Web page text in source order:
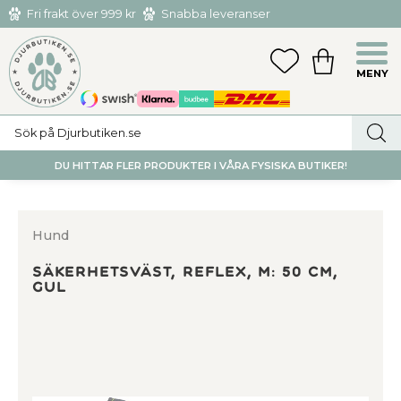
Meny
Fri frakt över 999 kr
Snabba leveranser
Hämta och returnera i butiken i Tumba eller Huddinge C
FAVORITER
KUNDVAGN
DU HITTAR FLER PRODUKTER I VÅRA FYSISKA BUTIKER!
Hund
Säkerhetsväst, reflex, M: 50 cm,
gul